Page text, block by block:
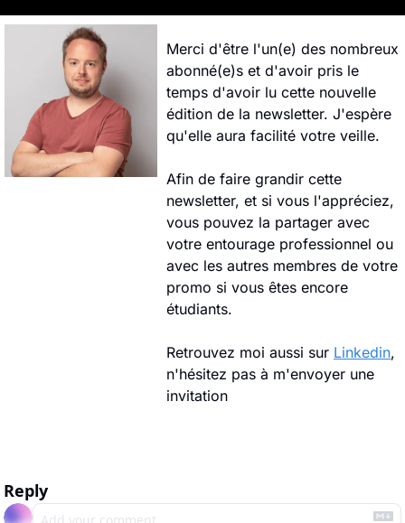
Merci d'être l'un(e) des nombreux
abonné(e)s et d'avoir pris le
temps d'avoir lu cette nouvelle
édition de la newsletter. J'espère
qu'elle aura facilité votre veille.
Afin de faire grandir cette
newsletter, et si vous l'appréciez,
vous pouvez la partager avec
votre entourage professionnel ou
avec les autres membres de votre
promo si vous êtes encore
étudiants.
Retrouvez moi aussi sur Linkedin,
n'hésitez pas à m'envoyer une
invitation
Reply